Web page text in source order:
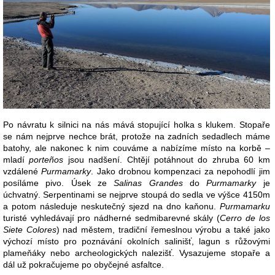
Po návratu k silnici na nás mává stopující holka s klukem. Stopaře
se nám nejprve nechce brát, protože na zadních sedadlech máme
batohy, ale nakonec k nim couváme a nabízíme místo na korbě –
mladíporteños jsou nadšení. Chtějí potáhnout do zhruba 60 km
vzdálenéPurmamarky. Jako drobnou kompenzaci za nepohodlí jim
posíláme pivo. Úsek zeSalinas GrandesdoPurmamarkyje
úchvatný. Serpentinami se nejprve stoupá do sedla ve výšce 4150m
a potom následuje neskutečný sjezd na dno kaňonu. Purmamarku
turisté vyhledávají pro nádherné sedmibarevné skály (Cerro de los
Siete Colores) nad městem, tradiční řemeslnou výrobu a také jako
výchozí místo pro poznávání okolních salinišť, lagun s růžovými
plameňáky nebo archeologických nalezišť. Vysazujeme stopaře a
dál už pokračujeme po obyčejné asfaltce.